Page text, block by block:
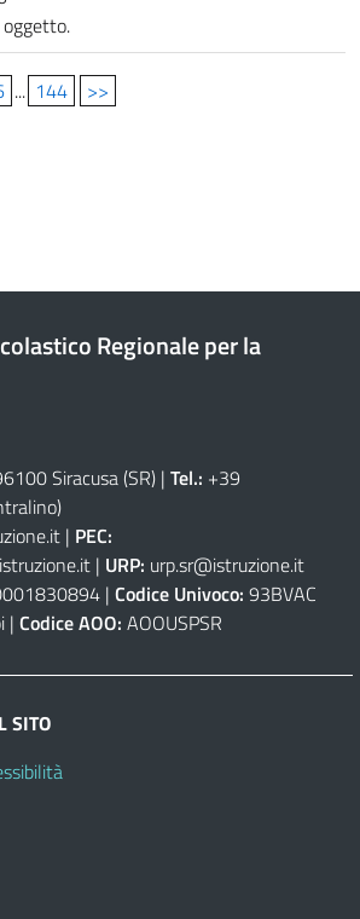
... 144 >>
Regionale per la
Siracusa (SR) | Tel.: +39
| PEC:
| URP: urp.sr@istruzione.it
| Codice Univoco: 93BVAC
| Codice AOO: AOOUSPSR
SITO